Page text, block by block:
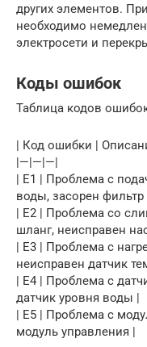
других элементов.
необходимо
электросети и
Коды ошибок
Таблица кодов
| Код ошибки |
|—|—|—|
| E1 | Проблема с
воды, засорен фильтр
| E2 | Проблема со
шланг, неисправен
| E3 | Проблема с
неисправен датчик
| E4 | Проблема с
датчик уровня воды |
| E5 | Проблема с
модуль управления |